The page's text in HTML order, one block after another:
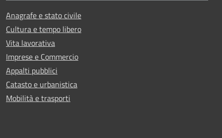
Anagrafe e stato civile
Cultura e tempo libero
Vita lavorativa
Imprese e Commercio
Appalti pubblici
Catasto e urbanistica
Mobilità e trasporti